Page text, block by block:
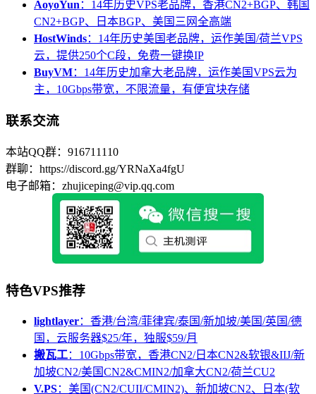
AoyoYun：14年历史VPS老品牌，香港CN2+BGP、韩国
CN2+BGP、日本BGP、美国三网全高端
HostWinds：14年历史美国老品牌，运作美国/荷兰VPS
云，提供250个C段，免费一键换IP
BuyVM：14年历史加拿大老品牌，运作美国VPS云为
主，10Gbps带宽，不限流量，有便宜块存储
联系交流
本站QQ群：916711110
群聊：https://discord.gg/YRNaXa4fgU
电子邮箱：zhujiceping@vip.qq.com
特色VPS推荐
lightlayer：香港/台湾/菲律宾/泰国/新加坡/美国/英国/德
国，云服务器$25/年，独服$59/月
搬瓦工：10Gbps带宽，香港CN2/日本CN2&软银&IIJ/新
加坡CN2/美国CN2&CMIN2/加拿大CN2/荷兰CU2
V.PS：美国(CN2/CUII/CMIN2)、新加坡CN2、日本(软